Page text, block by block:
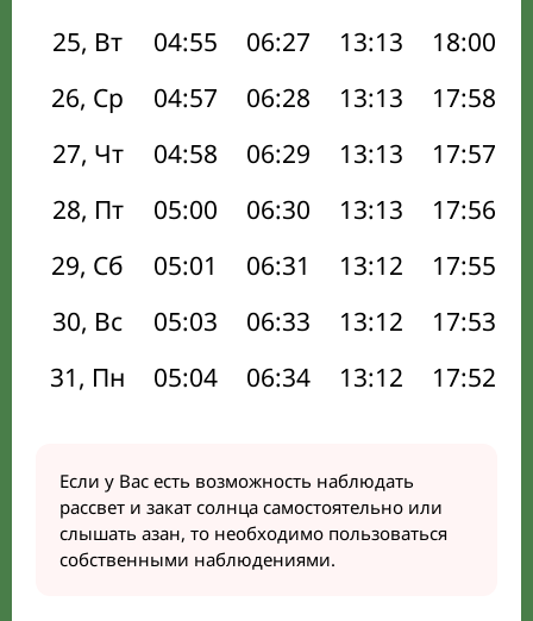
25, Вт
04:55 06:27 13:13 18:00
26, Ср
04:57 06:28 13:13 17:58
27, Чт
04:58 06:29 13:13 17:57
28, Пт
05:00 06:30 13:13 17:56
29, Сб
05:01 06:31 13:12 17:55
30, Вс
05:03 06:33 13:12 17:53
31, Пн
05:04 06:34 13:12 17:52
Если у Вас есть возможность наблюдать
рассвет и закат солнца самостоятельно или
слышать азан, то необходимо пользоваться
собственными наблюдениями.